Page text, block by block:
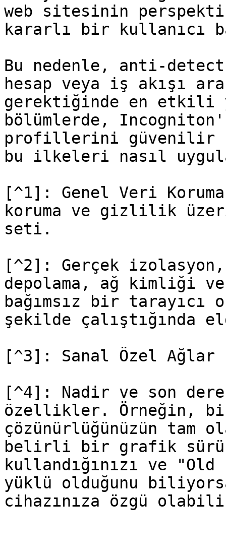
web sitesinin
kararlı bir kullanıcı
Bu nedenle, anti-
hesap veya iş akışı
gerektiğinde en etkili
bölümlerde,
profillerini güvenilir
bu ilkeleri nasıl
[^1]: Genel Veri
koruma ve gizlilik
seti.
[^2]: Gerçek
depolama, ağ kimliği
bağımsız bir
şekilde çalıştığında
[^3]: Sanal Özel Ağlar
[^4]: Nadir ve son
özellikler. Örneğin,
çözünürlüğünüzün tam
belirli bir grafik
kullandığınızı ve
yüklü olduğunu